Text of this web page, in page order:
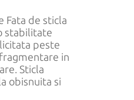
Fata de sticla
stabilitate
peste
in
Sticla
obisnuita si